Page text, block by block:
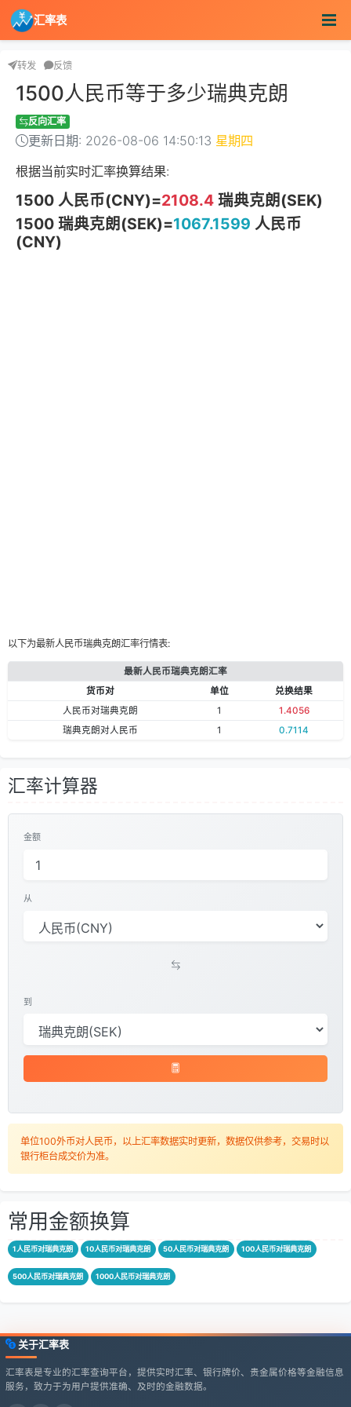
汇率表
转发 反馈
1500人民币等于多少瑞典克朗
反向汇率
更新日期: 2026-08-06 14:50:13 星期四
根据当前实时汇率换算结果:
1500 人民币(CNY)=2108.4瑞典克朗(SEK)
1500 瑞典克朗(SEK)=1067.1599 人民币
(CNY)
以下为最新人民币瑞典克朗汇率行情表:
最新人民币瑞典克朗汇率
货币对
单位
兑换结果
人民币对瑞典克朗
1
1.4056
瑞典克朗对人民币
1 0.7114
汇率计算器
金额
从
到
单位100外币对人民币，以上汇率数据实时更新，数据仅供参考，交易时以
银行柜台成交价为准。
常用金额换算
1人民币对瑞典克朗 10人民币对瑞典克朗 50人民币对瑞典克朗 100人民币对瑞典克朗
500人民币对瑞典克朗 1000人民币对瑞典克朗
关于汇率表
汇率表是专业的汇率查询平台，提供实时汇率、银行牌价、贵金属价格等金融信息
服务，致力于为用户提供准确、及时的金融数据。